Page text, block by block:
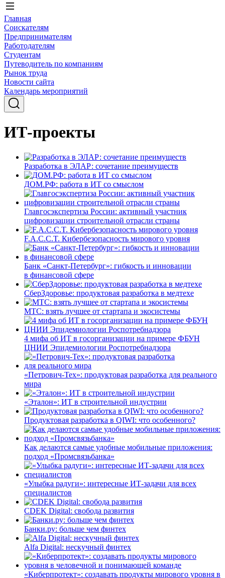
Главная
Соискателям
Предпринимателям
Работодателям
Студентам
Путеводитель по компаниям
Рынок труда
Новости сайта
Календарь мероприятий
ИТ-проекты
Разработка в ЭЛАР: сочетание преимуществ
ДОМ.РФ: работа в ИТ со смыслом
Главгосэкспертиза России: активный участник
цифровизации строительной отрасли страны
F.A.C.C.T. Кибербезопасность мирового уровня
Банк «Санкт-Петербург»: гибкость и инновации
в финансовой сфере
СберЗдоровье: продуктовая разработка в медтехе
МТС: взять лучшее от стартапа и экосистемы
4 мифа об ИТ в госорганизации на примере ФБУН
ЦНИИ Эпидемиологии Роспотребнадзора
«Петрович-Тех»: продуктовая разработка для реального
мира
«Эталон»: ИТ в строительной индустрии
Продуктовая разработка в QIWI: что особенного?
Как делаются самые удобные мобильные приложения:
подход «Промсвязьбанка»
«Улыбка радуги»: интересные ИТ-задачи для всех
специалистов
CDEK Digital: свобода развития
Банки.ру: больше чем финтех
Alfa Digital: нескучный финтех
«Киберпротект»: создавать продукты мирового уровня в